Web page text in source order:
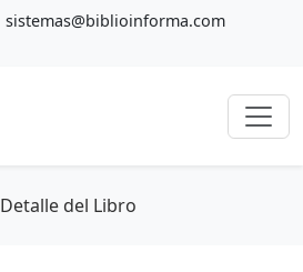
sistemas@biblioinforma.com
Detalle del Libro